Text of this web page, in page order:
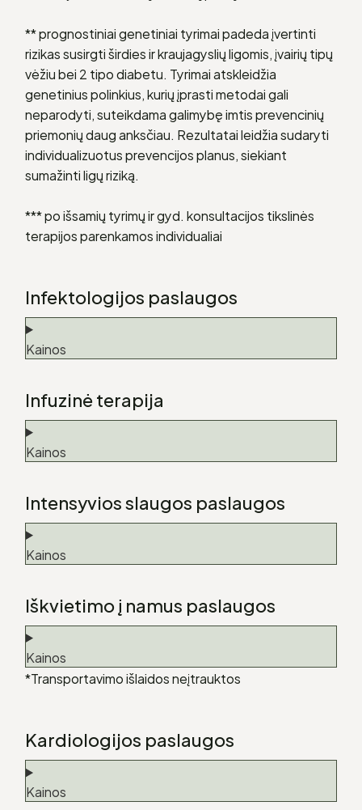
** prognostiniai genetiniai tyrimai padeda įvertinti
rizikas susirgti širdies ir kraujagyslių ligomis, įvairių tipų
vėžiu bei 2 tipo diabetu. Tyrimai atskleidžia
genetinius polinkius, kurių įprasti metodai gali
neparodyti, suteikdama galimybę imtis prevencinių
priemonių daug anksčiau. Rezultatai leidžia sudaryti
individualizuotus prevencijos planus, siekiant
sumažinti ligų riziką.
*** po išsamių tyrimų ir gyd. konsultacijos tikslinės
terapijos parenkamos individualiai
Infektologijos paslaugos
Kainos
Infuzinė terapija
Kainos
Intensyvios slaugos paslaugos
Kainos
Iškvietimo į namus paslaugos
Kainos
*Transportavimo išlaidos neįtrauktos
Kardiologijos paslaugos
Kainos